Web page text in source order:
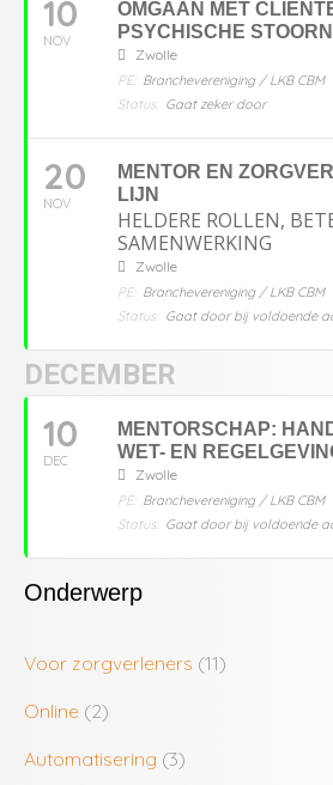
10
NOV
OMGAAN MET
PSYCHISCHE
Zwolle
PE: Branchevereniging / LKB CBM
Status:
Gaat zeker door
20
NOV
MENTOR EN
LIJN
HELDERE ROLLEN,
SAMENWERKING
Zwolle
PE: Branchevereniging / LKB CBM
Status:
Gaat door bij voldoende
DECEMBER
10
DEC
MENTORSCHAP:
WET- EN
Zwolle
PE: Branchevereniging / LKB CBM
Status:
Gaat door bij voldoende
Onderwerp
Voor zorgverleners (11)
Online (2)
Automatisering (3)